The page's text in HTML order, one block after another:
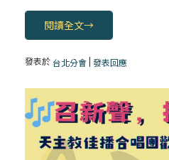
閱讀全文→
發表於 台北分會|發表回應